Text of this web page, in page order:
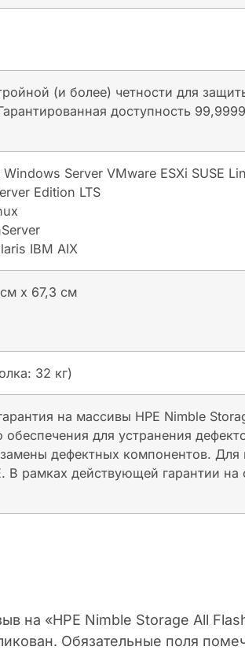
(и более) четности для
доступность
Server VMware ESXi SUSE
Edition LTS
IBM AIX
x 67,3 см
32 кг)
на массивы HPE Nimble
обеспечения для устранения
дефектных компонентов.
рамках действующей гарантии на
на «HPE Nimble Storage All
Обязательные поля